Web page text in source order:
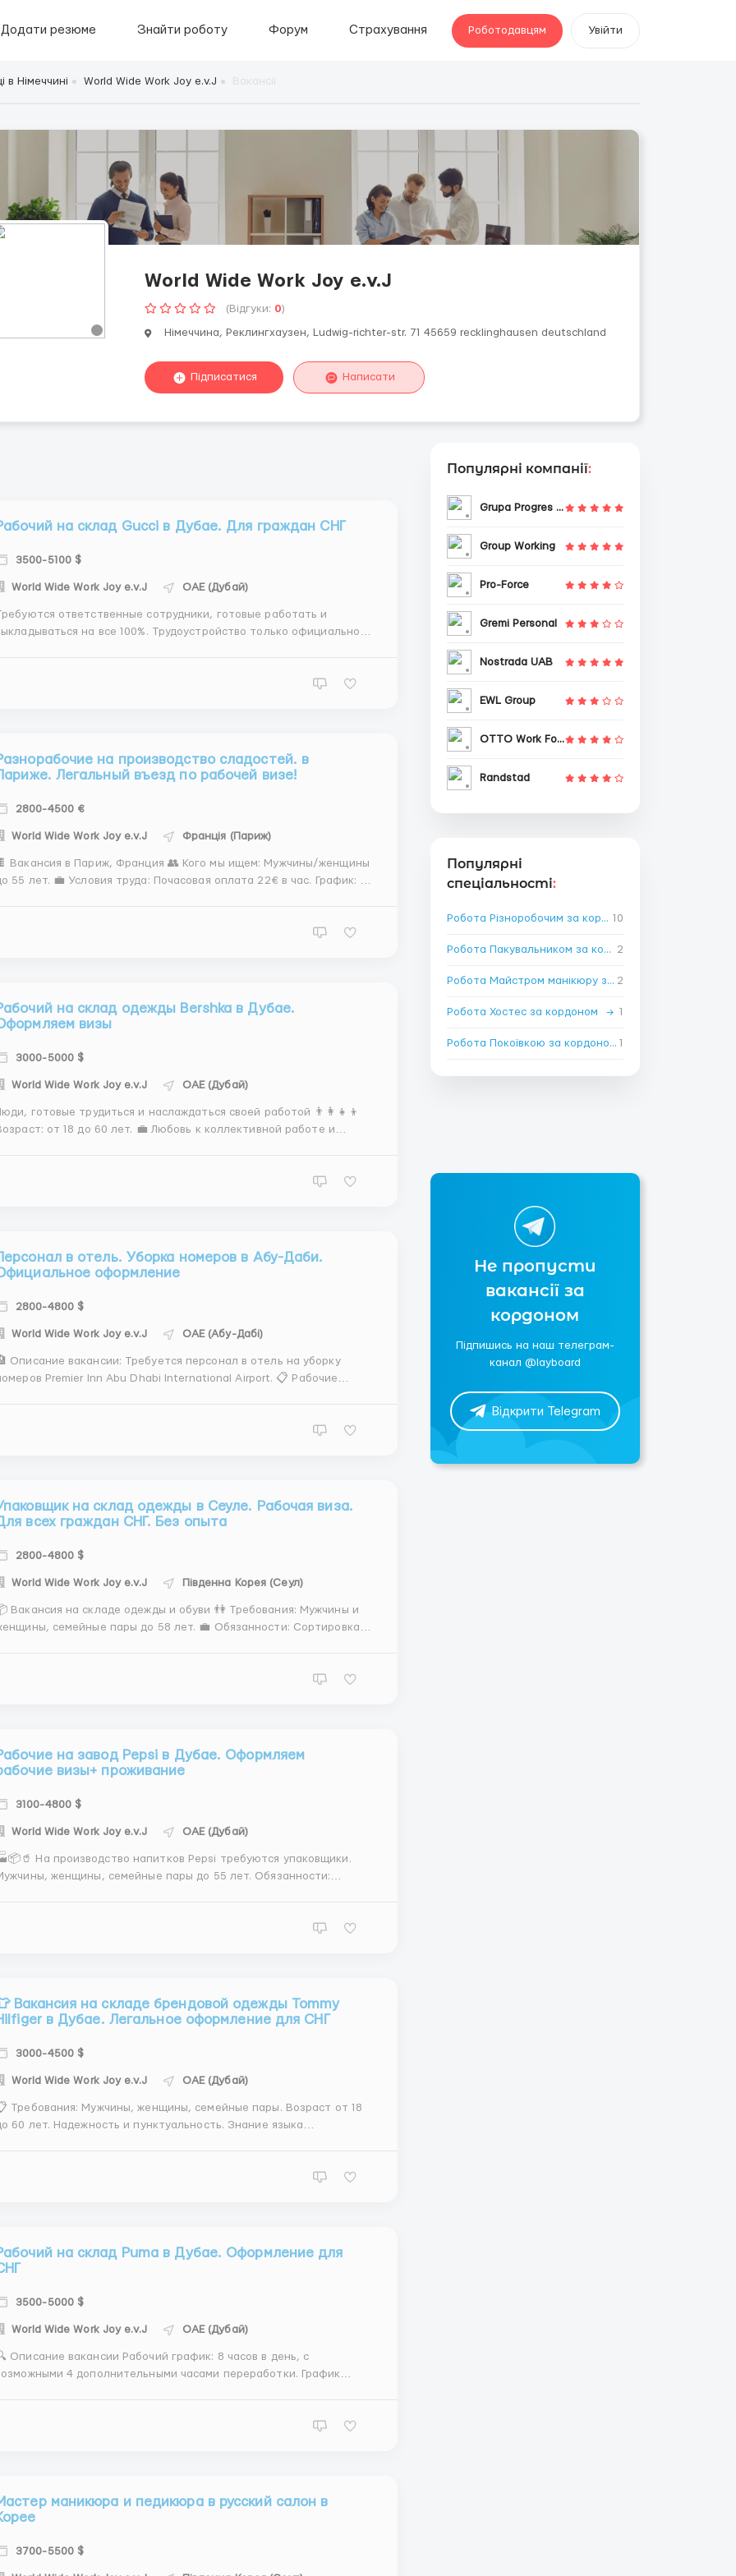
Додати резюме Знайти роботу Форум Страхування Роботодавцям Увійти
в Німеччині World Wide Work Joy e.v.J
World Wide Work Joy e.v.J
(Відгуки: 0)
Німеччина, Реклингхаузен, Ludwig-richter-str. 71 45659 recklinghausen deutschland
Підписатися Написати
на склад Gucci в Дубае. Для граждан СНГ
3500-5100 $
World Wide Work Joy e.v.J ОАЕ (Дубай)
ответственные сотрудники, готовые работать и
на все 100%. Трудоустройство только официальное!
на производство сладостей. в
Легальный въезд по рабочей визе!
2800-4500 €
World Wide Work Joy e.v.J Франція (Париж)
Вакансия в Париж, Франция 👥 Кого мы ищем: Мужчины/женщины
💼 Условия труда: Почасовая оплата 22€ в час. График: 5
на склад одежды Bershka в Дубае.
визы
3000-5000 $
World Wide Work Joy e.v.J ОАЕ (Дубай)
готовые трудиться и наслаждаться своей работой 👨‍👩‍👧‍👦
от 18 до 60 лет. 💼 Любовь к коллективной работе и
в отель. Уборка номеров в Абу-Даби.
оформление
2800-4800 $
World Wide Work Joy e.v.J ОАЕ (Абу-Дабі)
вакансии: Требуется персонал в отель на уборку
Premier Inn Abu Dhabi International Airport. 📋 Рабочие
служебных помещениях; Внимание к деталям, ответстве...
на склад одежды в Сеуле. Рабочая виза.
всех граждан СНГ. Без опыта
2800-4800 $
World Wide Work Joy e.v.J Південна Корея (Сеул)
Вакансия на складе одежды и обуви 👫 Требования: Мужчины и
семейные пары до 58 лет. 💼 Обязанности: Сортировка и
на завод Pepsi в Дубае. Оформляем
визы+ проживание
3100-4800 $
World Wide Work Joy e.v.J ОАЕ (Дубай)
На производство напитков Pepsi требуются упаковщики.
женщины, семейные пары до 55 лет. Обязанности:
Вакансия на складе брендовой одежды Tommy
в Дубае. Легальное оформление для СНГ
3000-4500 $
World Wide Work Joy e.v.J ОАЕ (Дубай)
Требования: Мужчины, женщины, семейные пары. Возраст от 18
60 лет. Надежность и пунктуальность. Знание языка
на склад Puma в Дубае. Оформление для
3500-5000 $
World Wide Work Joy e.v.J ОАЕ (Дубай)
вакансии Рабочий график: 8 часов в день, с
4 дополнительными часами переработки. График
маникюра и педикюра в русский салон в
3700-5500 $
Популярні компанії:
Grupa Progres Sp. z o.o.
Group Working
Pro-Force
Gremi Personal
Nostrada UAB
EWL Group
OTTO Work Force
Randstad
Популярні
спеціальності:
Робота Різноробочим за кордоном 10
Робота Пакувальником за кордоном 2
Робота Майстром манікюру за кордоном 2
Робота Хостес за кордоном → 1
Робота Покоївкою за кордоном 1
Не пропусти
вакансії за
кордоном
Підпишись на наш телеграм-
канал @layboard
Відкрити Telegram